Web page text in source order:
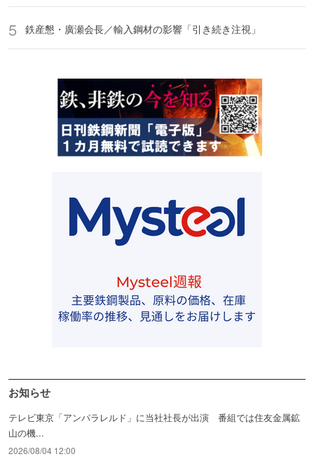
鉄産懇・廣瀬会長／輸入鋼材の影響「引き続き注視」
お知らせ
テレビ東京「アンパラレルド」に当社社長が出演 番組では住友金属鉱
山の機...
2026/08/04 12:00